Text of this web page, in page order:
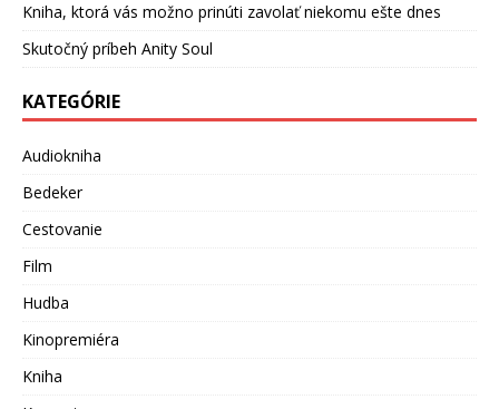
Kniha, ktorá vás možno prinúti zavolať niekomu ešte dnes
Skutočný príbeh Anity Soul
KATEGÓRIE
Audiokniha
Bedeker
Cestovanie
Film
Hudba
Kinopremiéra
Kniha